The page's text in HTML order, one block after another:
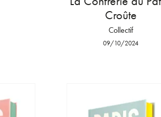
Croûte
Collectif
09/10/2024